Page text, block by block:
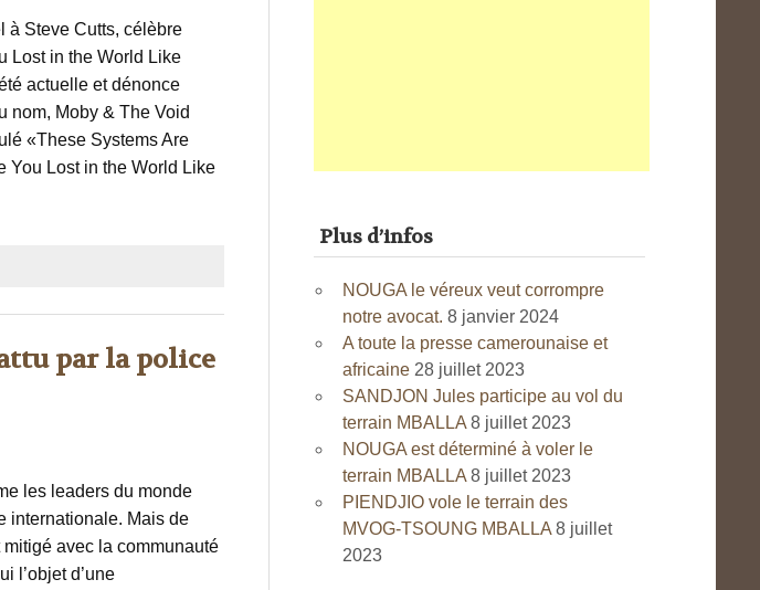
à Steve Cutts, célèbre
Lost in the World Like
actuelle et dénonce
nom, Moby & The Void
«These Systems Are
You Lost in the World Like
par la police
les leaders du monde
internationale. Mais de
mitigé avec la communauté
l’objet d’une
Plus d’infos
NOUGA le véreux veut corrompre
notre avocat. 8 janvier 2024
A toute la presse camerounaise et
africaine 28 juillet 2023
SANDJON Jules participe au vol du
terrain MBALLA 8 juillet 2023
NOUGA est déterminé à voler le
terrain MBALLA 8 juillet 2023
PIENDJIO vole le terrain des
MVOG-TSOUNG MBALLA 8 juillet
2023